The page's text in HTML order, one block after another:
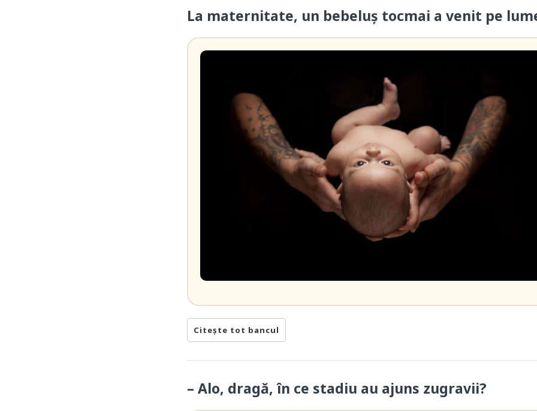
La maternitate, un bebeluș tocmai a venit pe
Citește tot bancul
– Alo, dragă, în ce stadiu au ajuns zugravii?